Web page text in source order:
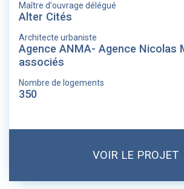
Maître d'ouvrage délégué
Alter Cités
Architecte urbaniste
Agence ANMA- Agence Nicolas
associés
Nombre de logements
350
VOIR LE PROJET